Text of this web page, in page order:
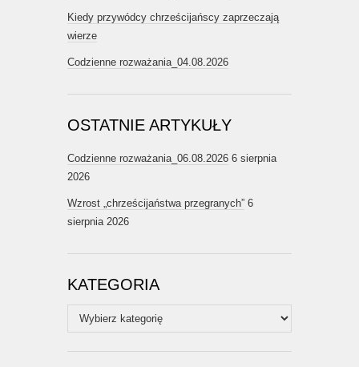
Kiedy przywódcy chrześcijańscy zaprzeczają
wierze
Codzienne rozważania_04.08.2026
OSTATNIE ARTYKUŁY
Codzienne rozważania_06.08.2026 6 sierpnia
2026
Wzrost „chrześcijaństwa przegranych” 6
sierpnia 2026
KATEGORIA
Kategoria